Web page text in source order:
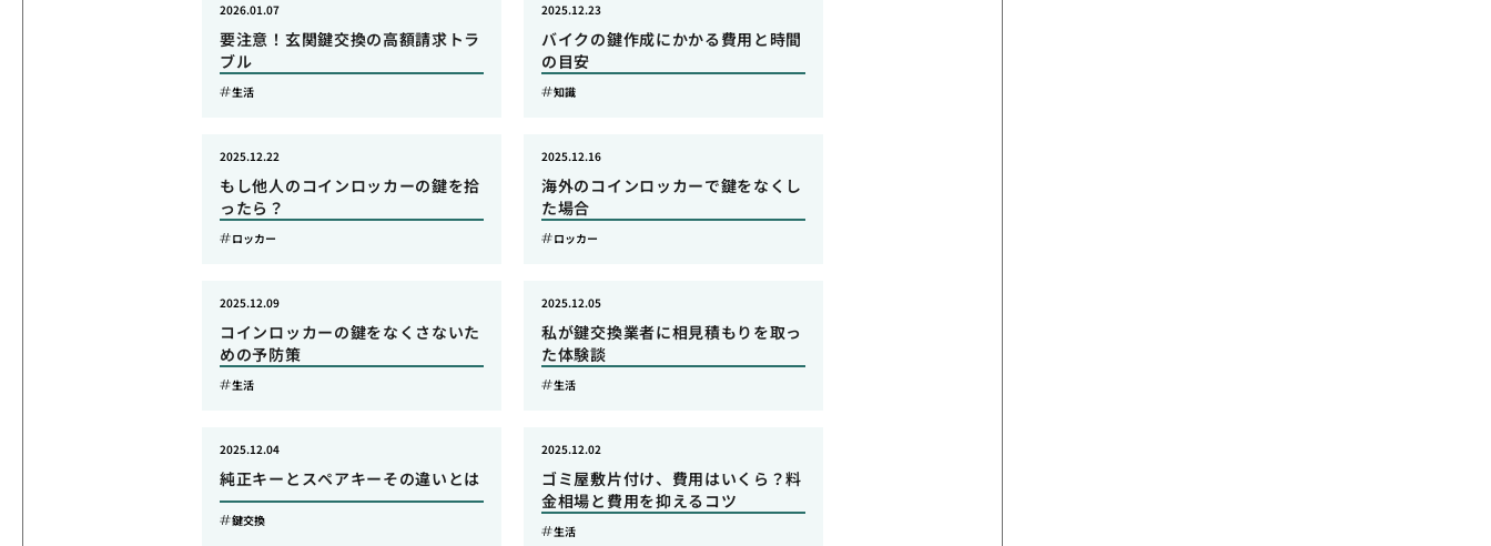
要注意！玄関鍵交換の高額請求トラ
ブル
2026.01.07
生活
バイクの鍵作成にかかる費用と時間
の目安
2025.12.23
知識
もし他人のコインロッカーの鍵を拾
ったら？
2025.12.22
ロッカー
海外のコインロッカーで鍵をなくし
た場合
2025.12.16
ロッカー
コインロッカーの鍵をなくさないた
めの予防策
2025.12.09
生活
私が鍵交換業者に相見積もりを取っ
た体験談
2025.12.05
生活
純正キーとスペアキーその違いとは
2025.12.04
鍵交換
ゴミ屋敷片付け、費用はいくら？料
金相場と費用を抑えるコツ
2025.12.02
生活